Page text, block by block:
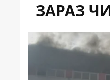
ЗАРАЗ